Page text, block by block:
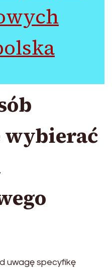
wybierać
uwagę specyfikę